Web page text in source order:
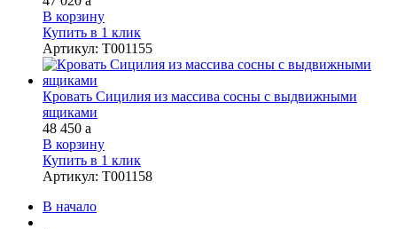
В корзину
Купить в 1 клик
Артикул: Т001155
Кровать Сицилия из массива сосны с выдвижными
ящиками
48 450 a
В корзину
Купить в 1 клик
Артикул: Т001158
В начало